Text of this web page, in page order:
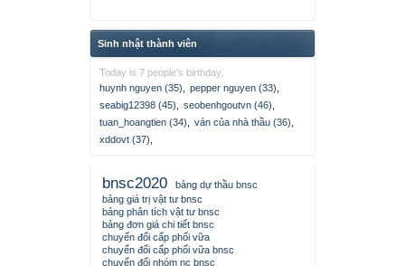
Sinh nhật thành viên
Today is 7 people's birthday.
huynh nguyen (35)
pepper nguyen (33)
seabig12398 (45)
seobenhgoutvn (46)
tuan_hoangtien (34)
ván của nhà thầu (36)
xddovt (37)
bnsc2020
bảng dự thầu bnsc
bảng giá trị vật tư bnsc
bảng phân tích vật tư bnsc
bảng đơn giá chi tiết bnsc
chuyển đổi cấp phối vữa
chuyển đổi cấp phối vữa bnsc
chuyển đổi nhóm nc bnsc